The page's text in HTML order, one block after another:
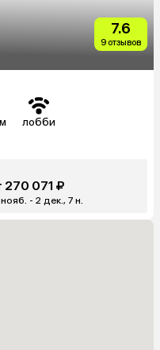
7.6
9 отзывов
лобби
270 071 ₽
- 2 дек., 7 н.